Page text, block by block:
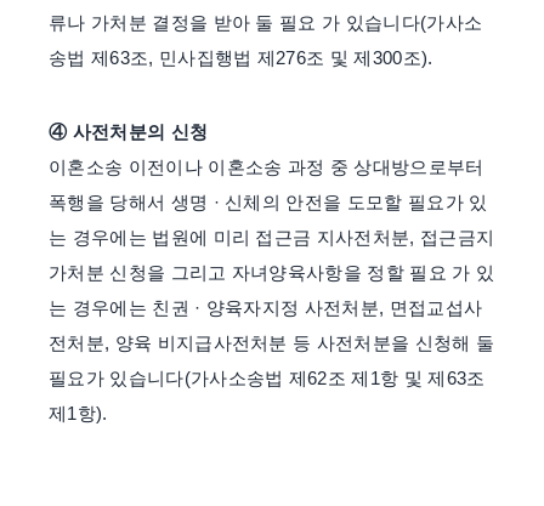
류나 가처분 결정을 받아 둘 필요 가 있습니다(가사소
송법 제63조, 민사집행법 제276조 및 제300조).
④ 사전처분의 신청
이혼소송 이전이나 이혼소송 과정 중 상대방으로부터
폭행을 당해서 생명 · 신체의 안전을 도모할 필요가 있
는 경우에는 법원에 미리 접근금 지사전처분, 접근금지
가처분 신청을 그리고 자녀양육사항을 정할 필요 가 있
는 경우에는 친권 · 양육자지정 사전처분, 면접교섭사
전처분, 양육 비지급사전처분 등 사전처분을 신청해 둘
필요가 있습니다(가사소송법 제62조 제1항 및 제63조
제1항).